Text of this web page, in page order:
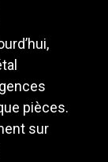
pièces.
sur